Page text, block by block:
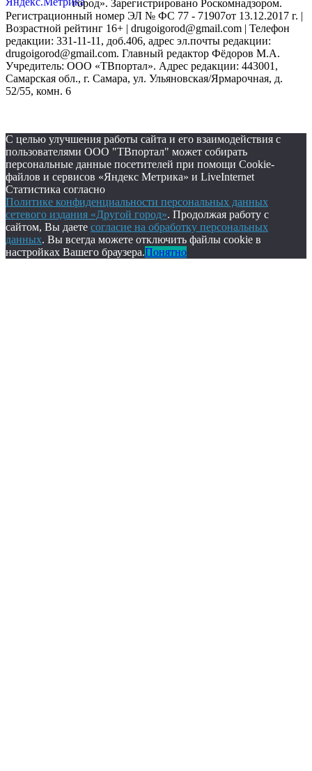
город». Зарегистрировано Роскомнадзором.
Регистрационный номер ЭЛ № ФС 77 - 71907от 13.12.2017 г. |
Возрастной рейтинг 16+ | drugoigorod@gmail.com | Телефон
редакции: 331-11-11, доб.406, адрес эл.почты редакции:
drugoigorod@gmail.com. Главный редактор Фёдоров М.А.
Учредитель: ООО «ТВпортал». Адрес редакции: 443001,
Самарская обл., г. Самара, ул. Ульяновская/Ярмарочная, д.
52/55, комн. 6
С целью улучшения работы сайта и его взаимодействия с
пользователями ООО "ТВпортал" может собирать
персональные данные посетителей при помощи Cookie-
файлов и сервисов «Яндекс Метрика» и LiveInternet
Статистика согласно
Политике конфиденциальности персональных данных
сетевого издания «Другой город». Продолжая работу с
сайтом, Вы даете согласие на обработку персональных
данных. Вы всегда можете отключить файлы cookie в
настройках Вашего браузера.Понятно